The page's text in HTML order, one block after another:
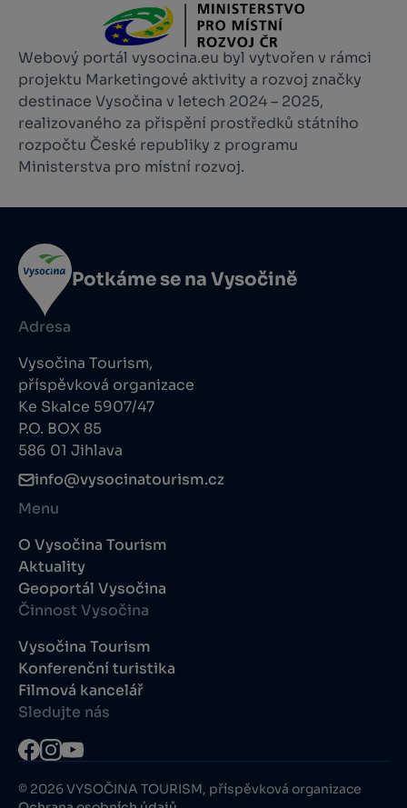
Webový portál vysocina.eu byl vytvořen v rámci
projektu Marketingové aktivity a rozvoj značky
destinace Vysočina v letech 2024 – 2025,
realizovaného za přispění prostředků státního
rozpočtu České republiky z programu
Ministerstva pro místní rozvoj.
Potkáme se na Vysočině
Adresa
Vysočina Tourism,
příspěvková organizace
Ke Skalce 5907/47
P.O. BOX 85
586 01 Jihlava
info@vysocinatourism.cz
Menu
O Vysočina Tourism
Aktuality
Geoportál Vysočina
Činnost Vysočina
Vysočina Tourism
Konferenční turistika
Filmová kancelář
Sledujte nás
© 2026 VYSOČINA TOURISM, příspěvková organizace